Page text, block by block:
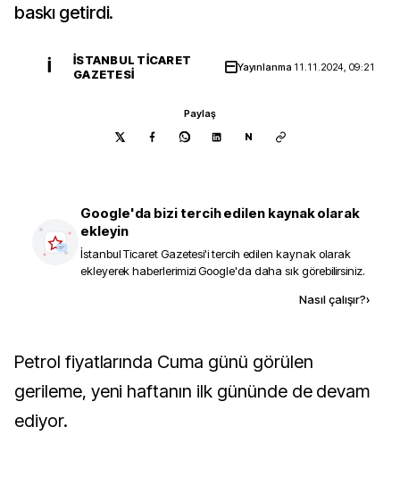
baskı getirdi.
İ
İSTANBUL TICARET
GAZETESI
Yayınlanma 11.11.2024, 09:21
Paylaş
N
Google'da bizi tercih edilen kaynak olarak
ekleyin
İstanbul Ticaret Gazetesi'i tercih edilen kaynak olarak
ekleyerek haberlerimizi Google'da daha sık görebilirsiniz.
Nasıl çalışır?›
Petrol fiyatlarında Cuma günü görülen
gerileme, yeni haftanın ilk gününde de devam
ediyor.